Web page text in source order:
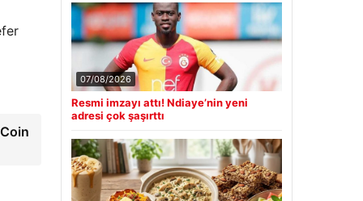
07/08/2026
Resmi imzayı attı! Ndiaye’nin yeni
adresi çok şaşırttı